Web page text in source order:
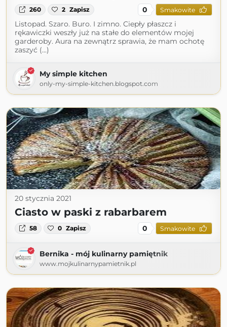
260 2 Zapisz 0 Smakowite
Listopad. Szaro. Buro. I zimno. Ciepły płaszcz i
rękawiczki weszły już na stałe do elementów mojej
garderoby. Aura na zewnątrz sprawia, że mam ochotę
zaszyć (...)
My simple kitchen
only-my-simple-kitchen.blogspot.com
20 stycznia 2021
Ciasto w paski z rabarbarem
58 0 Zapisz 0 Smakowite
Bernika - mój kulinarny pamiętnik
www.mojkulinarnypamietnik.pl